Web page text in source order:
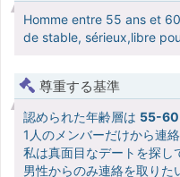
Homme entre 55 ans et
de stable, sérieux,libre
尊重する基準
認められた年齢層は 55-60
1人のメンバーだけから連
私は真面目なデートを探し
男性からのみ連絡を取りた